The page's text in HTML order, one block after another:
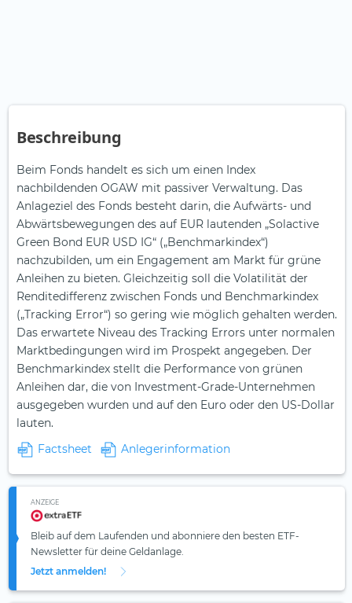
Beschreibung
Beim Fonds handelt es sich um einen Index
nachbildenden OGAW mit passiver Verwaltung. Das
Anlageziel des Fonds besteht darin, die Aufwärts- und
Abwärtsbewegungen des auf EUR lautenden „Solactive
Green Bond EUR USD IG“ („Benchmarkindex“)
nachzubilden, um ein Engagement am Markt für grüne
Anleihen zu bieten. Gleichzeitig soll die Volatilität der
Renditedifferenz zwischen Fonds und Benchmarkindex
(„Tracking Error“) so gering wie möglich gehalten werden.
Das erwartete Niveau des Tracking Errors unter normalen
Marktbedingungen wird im Prospekt angegeben. Der
Benchmarkindex stellt die Performance von grünen
Anleihen dar, die von Investment-Grade-Unternehmen
ausgegeben wurden und auf den Euro oder den US-Dollar
lauten.
Factsheet
Anlegerinformation
ANZEIGE
Bleib auf dem Laufenden und abonniere den besten ETF-
Newsletter für deine Geldanlage.
Jetzt anmelden!